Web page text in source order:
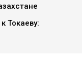
Токаеву: